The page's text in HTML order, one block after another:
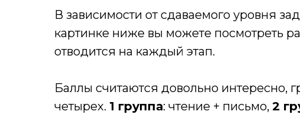
В зависимости от сдаваемого уровня
картинке ниже вы можете посмотреть
отводится на каждый этап.
Баллы считаются довольно интересно,
четырех. 1 группа: чтение + письмо, 2